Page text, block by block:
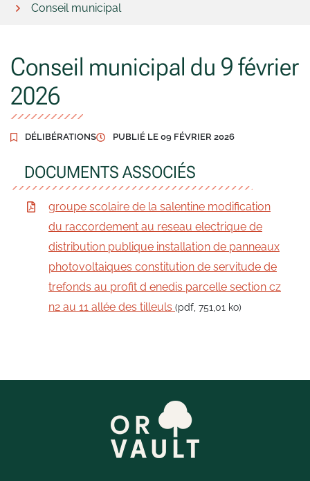
Conseil municipal
Conseil municipal du 9 février
2026
DÉLIBÉRATIONS PUBLIÉ LE 09 FÉVRIER 2026
DOCUMENTS ASSOCIÉS
groupe scolaire de la salentine modification
du raccordement au reseau electrique de
distribution publique installation de panneaux
photovoltaiques constitution de servitude de
trefonds au profit d enedis parcelle section cz
n2 au 11 allée des tilleuls (pdf, 751,01 ko)